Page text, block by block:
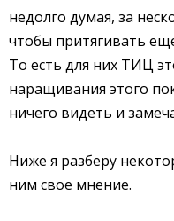
недолго думая, за
чтобы притягивать
То есть для них ТИЦ
наращивания этого
ничего видеть и
Ниже я разберу
ним свое мнение.